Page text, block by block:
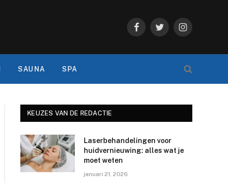
FacebookTwitterInstagram
SAUNA SPA
KEUZES VAN DE REDACTIE
Laserbehandelingen voor
huidvernieuwing: alles wat je
moet weten
januari 21, 2026